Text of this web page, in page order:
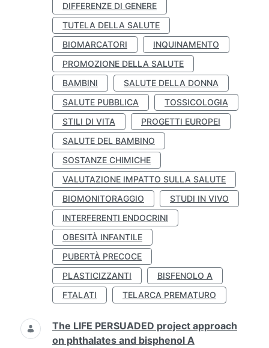
DIFFERENZE DI GENERE
TUTELA DELLA SALUTE
BIOMARCATORI
INQUINAMENTO
PROMOZIONE DELLA SALUTE
BAMBINI
SALUTE DELLA DONNA
SALUTE PUBBLICA
TOSSICOLOGIA
STILI DI VITA
PROGETTI EUROPEI
SALUTE DEL BAMBINO
SOSTANZE CHIMICHE
VALUTAZIONE IMPATTO SULLA SALUTE
BIOMONITORAGGIO
STUDI IN VIVO
INTERFERENTI ENDOCRINI
OBESITÀ INFANTILE
PUBERTÀ PRECOCE
PLASTICIZZANTI
BISFENOLO A
FTALATI
TELARCA PREMATURO
The LIFE PERSUADED project approach
on phthalates and bisphenol A